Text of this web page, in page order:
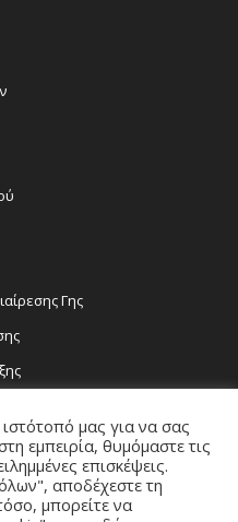
Γης
μας για να σας
εμπειρία, θυμόμαστε τις
επισκέψεις.
αποδέχεστε τη
μπορείτε να